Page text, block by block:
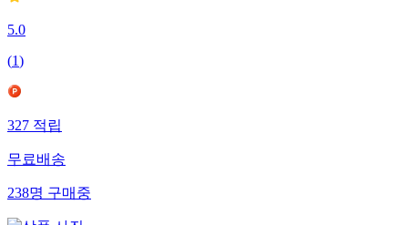
5.0
(1)
327 적립
무료배송
238명 구매중